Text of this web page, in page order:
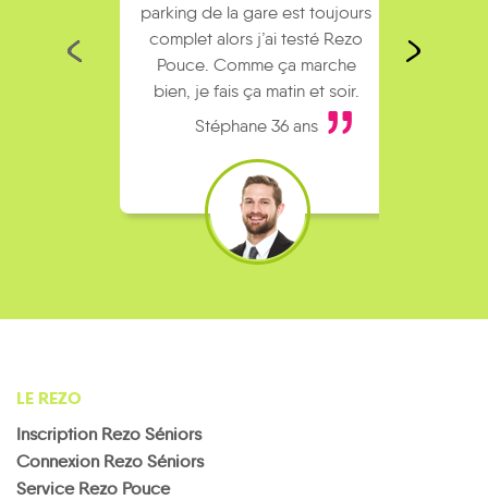
parking de la gare est toujours
complet alors j’ai testé Rezo
Pouce. Comme ça marche
bien, je fais ça matin et soir.
Stéphane 36 ans
LE REZO
Inscription Rezo Séniors
Connexion Rezo Séniors
Service Rezo Pouce